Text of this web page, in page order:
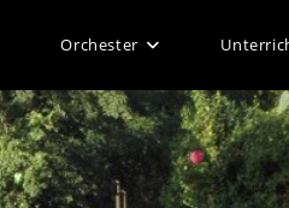
Orchester